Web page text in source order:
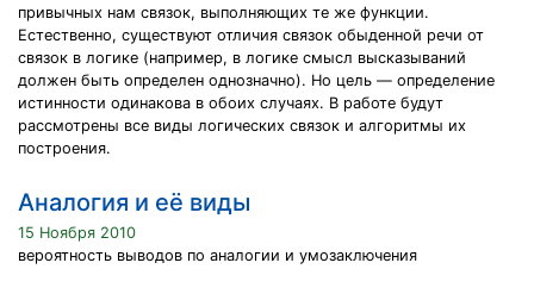
привычных нам связок, выполняющих те же функции.
Естественно, существуют отличия связок обыденной речи от
связок в логике (например, в логике смысл высказываний
должен быть определен однозначно). Но цель — определение
истинности одинакова в обоих случаях. В работе будут
рассмотрены все виды логических связок и алгоритмы их
построения.
Аналогия и её виды
15 Ноября 2010
вероятность выводов по аналогии и умозаключения